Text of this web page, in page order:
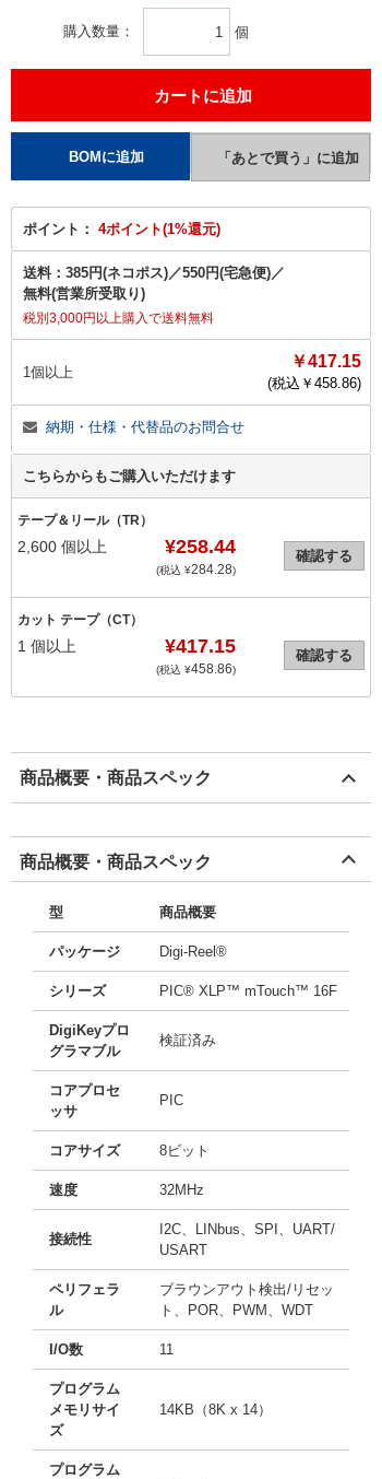
購入数量 個
ポイント： 4ポイント(1%還元)
送料： 385円(ネコポス)／550円(宅急便)／
無料(営業所受取り)
税別3,000円以上購入で送料無料
1個以上
￥417.15
(税込￥ 458.86)
納期・仕様・代替品のお問合せ
こちらからもご購入いただけます
テープ＆リール（TR）
2,600 個以上 ¥258.44
(税込 ¥284.28)
確認する
カット テープ（CT）
1 個以上 ¥417.15
(税込 ¥458.86)
確認する
商品概要・商品スペック
商品概要・商品スペック
型 商品概要
パッケージ Digi-Reel®
シリーズ PIC® XLP™ mTouch™ 16F
DigiKeyプロ
グラマブル
検証済み
コアプロセ
ッサ
PIC
コアサイズ 8ビット
速度 32MHz
接続性
I2C、LINbus、SPI、UART/
USART
ペリフェラ
ル
ブラウンアウト検出/リセッ
ト、POR、PWM、WDT
I/O数 11
プログラム
メモリサイ
ズ
14KB（8K x 14）
プログラム